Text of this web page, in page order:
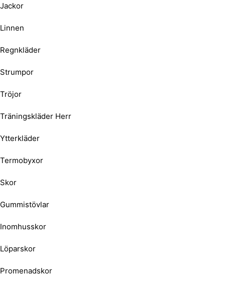
Jackor
Linnen
Regnkläder
Strumpor
Tröjor
Träningskläder Herr
Ytterkläder
Termobyxor
Skor
Gummistövlar
Inomhusskor
Löparskor
Promenadskor